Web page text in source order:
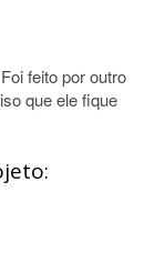
feito por outro
que ele fique